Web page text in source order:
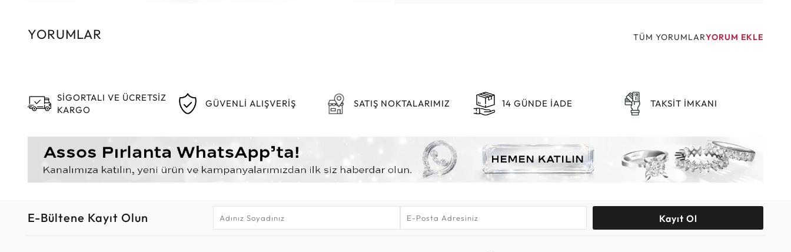
YORUMLAR TÜM YORUMLARYORUM EKLE
SİGORTALI VE ÜCRETSİZ
KARGO
GÜVENLİ ALIŞVERİŞ SATIŞ NOKTALARIMIZ 14 GÜNDE İADE TAKSİT İMKANI
E-Bültene Kayıt Olun Kayıt Ol